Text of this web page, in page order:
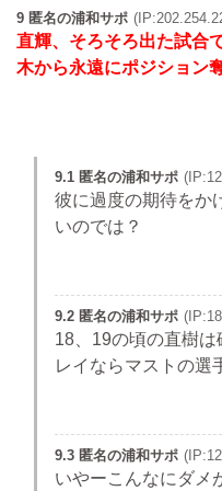
9 匿名の浦和サポ
直輝、そろそろ出た試合
木から永遠にポジション
9.1 匿名の浦和サポ
彼に過度の期待をか
いのでは？
9.2 匿名の浦和サポ
18、19の頃の直樹
レイならマストの選
9.3 匿名の浦和サポ
いやーこんなにダメ